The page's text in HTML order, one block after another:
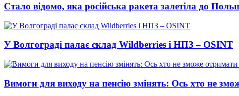
Стало відомо, яка російська ракета залетіла до
У Волгограді палає склад Wildberries і НПЗ – OSINT
Вимоги для виходу на пенсію змінять: Ось хто не